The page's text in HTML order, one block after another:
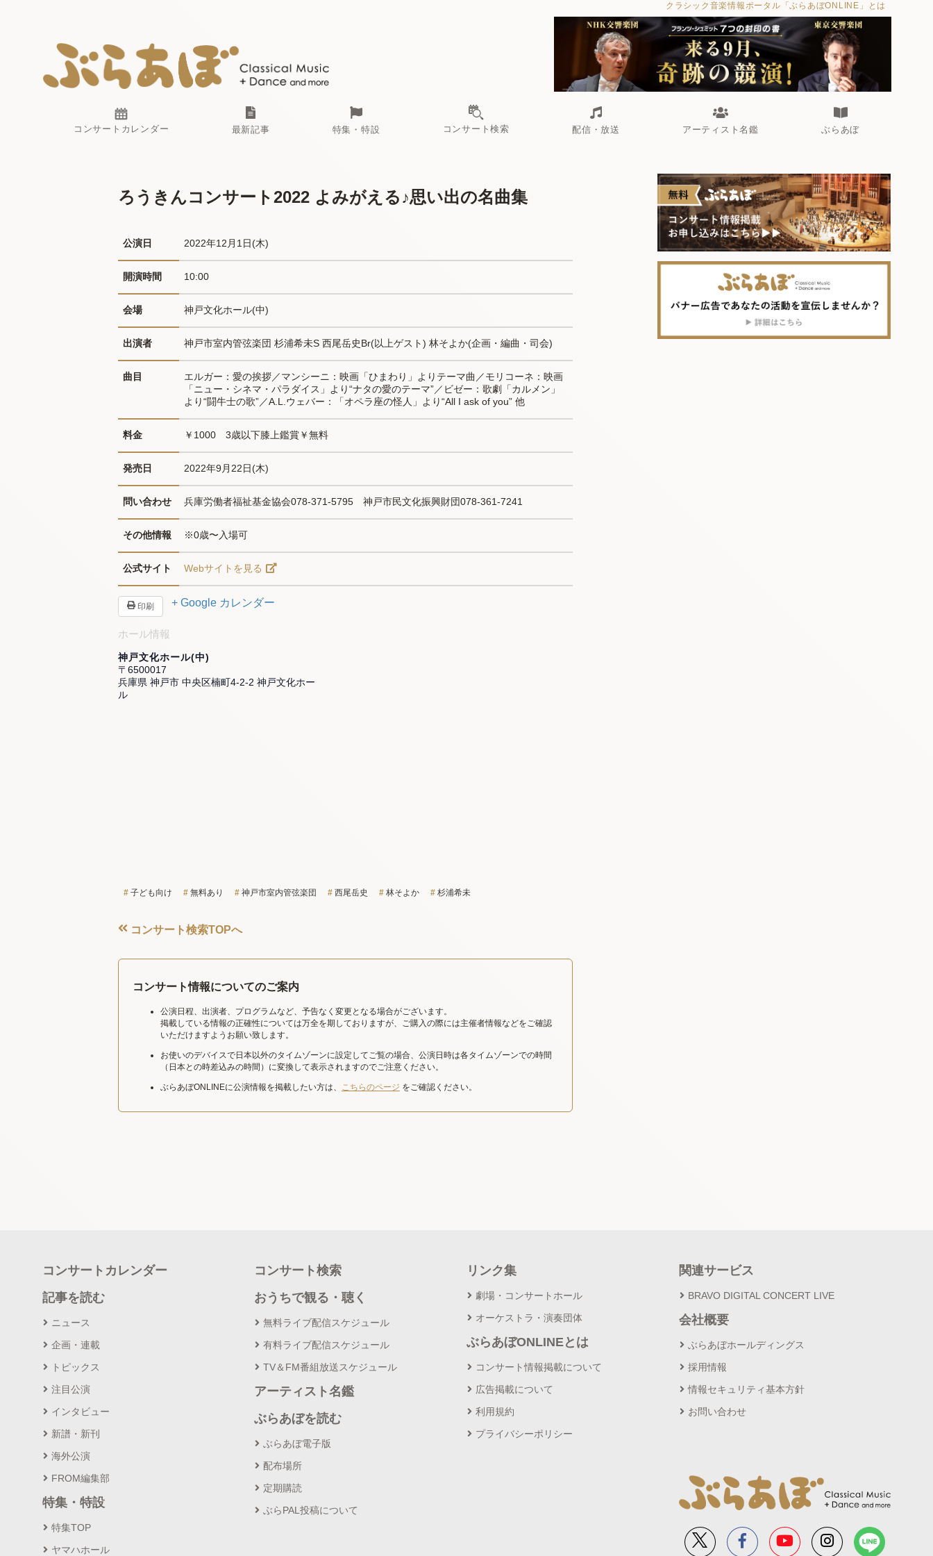
クラシック音楽情報ポータル「ぶらあぼONLINE」とは
コンサートカレンダー 最新記事 特集・特設 コンサート検索 配信・放送 アーティスト名鑑 ぶらあぼ
ろうきんコンサート2022 よみがえる♪思い出の名曲集
公演日 2022年12月1日(木)
開演時間 10:00
会場 神戸文化ホール(中)
出演者 神戸市室内管弦楽団 杉浦希未S 西尾岳史Br(以上ゲスト) 林そよか(企画・編曲・司会)
曲目
エルガー：愛の挨拶／マンシーニ：映画「ひまわり」よりテーマ曲／モリコーネ：映画
「ニュー・シネマ・パラダイス」より“ナタの愛のテーマ”／ビゼー：歌劇「カルメン」
より“闘牛士の歌”／A.L.ウェバー：「オペラ座の怪人」より“All I ask of you” 他
料金 ￥1000　3歳以下膝上鑑賞￥無料
発売日 2022年9月22日(木)
問い合わせ 兵庫労働者福祉基金協会078-371-5795　神戸市民文化振興財団078-361-7241
その他情報 ※0歳〜入場可
公式サイト Webサイトを見る
印刷 + Google カレンダー
ホール情報
神戸文化ホール(中)
〒6500017
兵庫県 神戸市 中央区楠町4-2-2 神戸文化ホー
ル
子ども向け 無料あり 神戸市室内管弦楽団 西尾岳史 林そよか 杉浦希未
コンサート検索TOPへ
コンサート情報についてのご案内
公演日程、出演者、プログラムなど、予告なく変更となる場合がございます。
掲載している情報の正確性については万全を期しておりますが、ご購入の際には主催者情報などをご確認
いただけますようお願い致します。
お使いのデバイスで日本以外のタイムゾーンに設定してご覧の場合、公演日時は各タイムゾーンでの時間
（日本との時差込みの時間）に変換して表示されますのでご注意ください。
ぶらあぼONLINEに公演情報を掲載したい方は、 こちらのページ をご確認ください。
コンサートカレンダー
記事を読む
ニュース
企画・連載
トピックス
注目公演
インタビュー
新譜・新刊
海外公演
FROM編集部
特集・特設
特集TOP
ヤマハホール
コンサート検索
おうちで観る・聴く
無料ライブ配信スケジュール
有料ライブ配信スケジュール
TV＆FM番組放送スケジュール
アーティスト名鑑
ぶらあぼを読む
ぶらあぼ電子版
配布場所
定期購読
ぶらPAL投稿について
リンク集
劇場・コンサートホール
オーケストラ・演奏団体
ぶらあぼONLINEとは
コンサート情報掲載について
広告掲載について
利用規約
プライバシーポリシー
関連サービス
BRAVO DIGITAL CONCERT LIVE
会社概要
ぶらあぼホールディングス
採用情報
情報セキュリティ基本方針
お問い合わせ